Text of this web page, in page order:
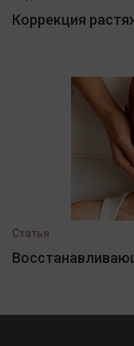
Коррекция
Статья